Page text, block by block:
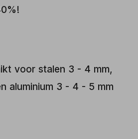
voor stalen 3 - 4 mm,
aluminium 3 - 4 - 5 mm